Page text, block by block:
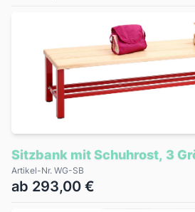
Sitzbank mit Schuhrost, 3
Artikel-Nr. WG-SB
ab 293,00 €